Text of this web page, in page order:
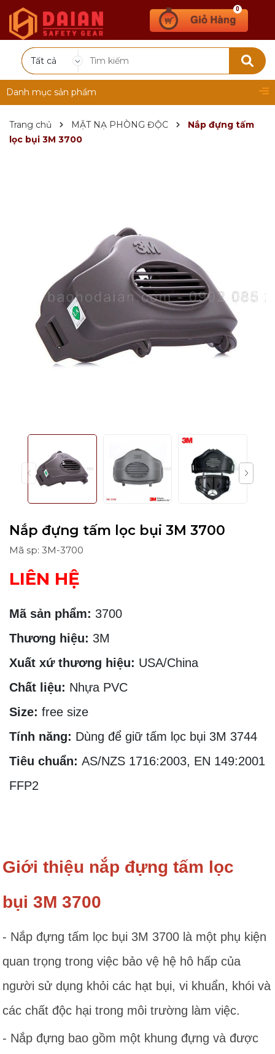
Tất cả
0
Danh mục sản phẩm
Trang chủ MẶT NẠ PHÒNG ĐỘC
Nắp đựng tấm
lọc bụi 3M 3700
Nắp đựng tấm lọc bụi 3M 3700
Mã sp: 3M-3700
LIÊN HỆ
Mã sản phẩm: 3700
Thương hiệu: 3M
Xuất xứ thương hiệu: USA/China
Chất liệu: Nhựa PVC
Size: free size
Tính năng: Dùng để giữ tấm lọc bụi 3M 3744
Tiêu chuẩn: AS/NZS 1716:2003, EN 149:2001
FFP2
Giới thiệu nắp đựng tấm lọc
bụi 3M 3700
- Nắp đựng tấm lọc bụi 3M 3700 là một phụ kiện
quan trọng trong việc bảo vệ hệ hô hấp của
người sử dụng khỏi các hạt bụi, vi khuẩn, khói và
các chất độc hại trong môi trường làm việc.
- Nắp đựng bao gồm một khung đựng và được